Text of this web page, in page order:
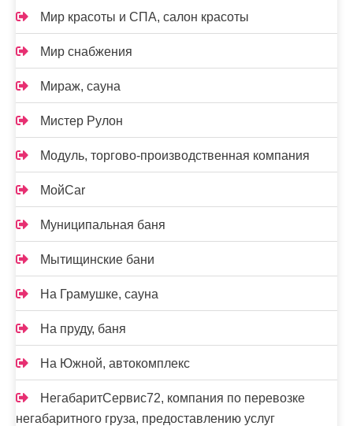
Мир красоты и СПА, салон красоты
Мир снабжения
Мираж, сауна
Мистер Рулон
Модуль, торгово-производственная компания
МойCar
Муниципальная баня
Мытищинские бани
На Грамушке, сауна
На пруду, баня
На Южной, автокомплекс
НегабаритСервис72, компания по перевозке
негабаритного груза, предоставлению услуг